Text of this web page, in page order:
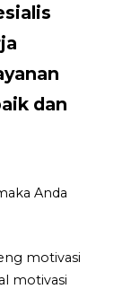
dan
Anda
motivasi
motivasi